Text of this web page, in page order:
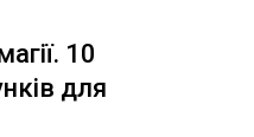
10
для